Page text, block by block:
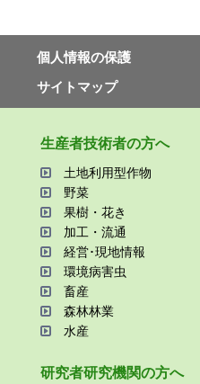
個⼈情報の保護
サイトマップ
⽣産者技術者の⽅へ
⼟地利⽤型作物
野菜
果樹・花き
加⼯・流通
経営･現地情報
環境病害⾍
畜産
森林林業
⽔産
研究者研究機関の⽅へ